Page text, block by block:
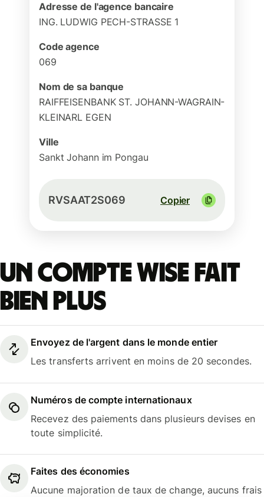
Adresse de l'agence bancaire
ING. LUDWIG PECH-STRASSE 1
Code agence
069
Nom de sa banque
RAIFFEISENBANK ST. JOHANN-WAGRAIN-
KLEINARL EGEN
Ville
Sankt Johann im Pongau
RVSAAT2S069 Copier
Un compte Wise fait
bien plus
Envoyez de l'argent dans le monde entier
Les transferts arrivent en moins de 20 secondes.
Numéros de compte internationaux
Recevez des paiements dans plusieurs devises en
toute simplicité.
Faites des économies
Aucune majoration de taux de change, aucuns frais